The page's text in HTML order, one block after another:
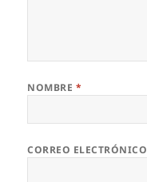
NOMBRE *
CORREO ELECTRÓNICO